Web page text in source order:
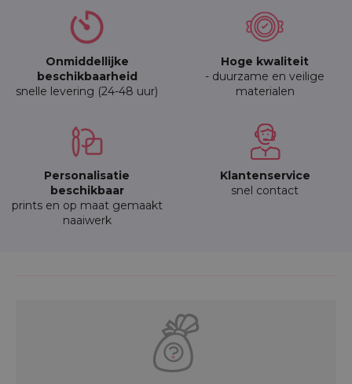
Onmiddellijke
beschikbaarheid
snelle levering (24-48 uur)
Hoge kwaliteit
- duurzame en veilige
materialen
Personalisatie
beschikbaar
prints en op maat gemaakt
naaiwerk
Klantenservice
snel contact